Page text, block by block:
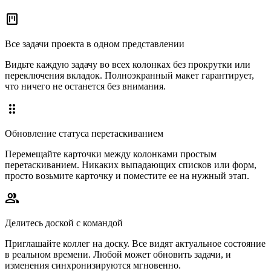
view_kanban
Все задачи проекта в одном представлении
Видьте каждую задачу во всех колонках без прокрутки или
переключения вкладок. Полноэкранный макет гарантирует,
что ничего не останется без внимания.
drag_indicator
Обновление статуса перетаскиванием
Перемещайте карточки между колонками простым
перетаскиванием. Никаких выпадающих списков или форм,
просто возьмите карточку и поместите ее на нужный этап.
people
Делитесь доской с командой
Приглашайте коллег на доску. Все видят актуальное состояние
в реальном времени. Любой может обновить задачи, и
изменения синхронизируются мгновенно.